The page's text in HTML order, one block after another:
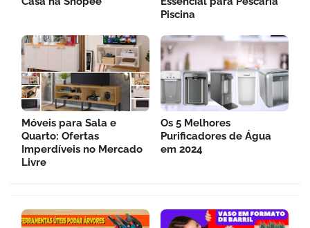
Piscina
Móveis para Sala e
Quarto: Ofertas
Imperdíveis no Mercado
Livre
Os 5 Melhores
Purificadores de Água
em 2024